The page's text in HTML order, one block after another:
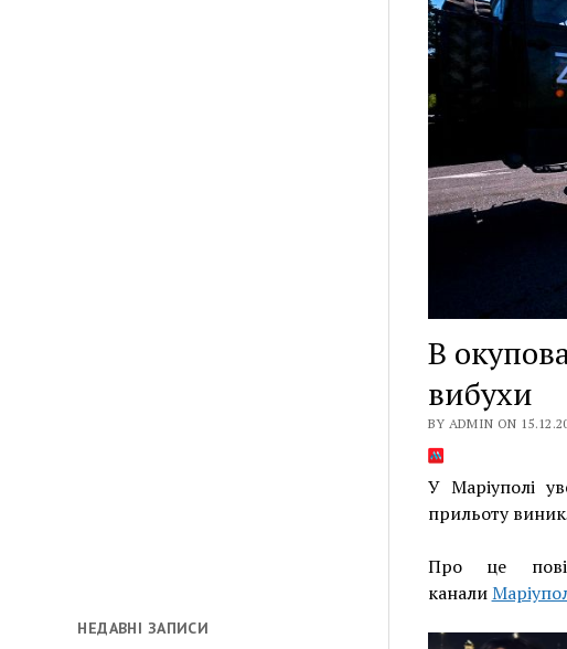
НЕДАВНІ ЗАПИСИ
В
вибухи
BY ADMIN ON
У Маріуполі
прильоту
Про це
канали